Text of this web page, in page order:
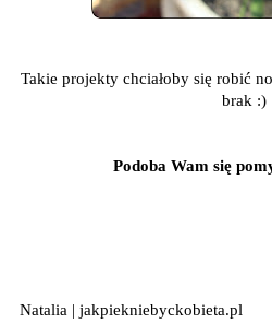
Takie projekty chciałoby się robić
brak :)
Podoba Wam się
Natalia | jakpiekniebyckobieta.pl